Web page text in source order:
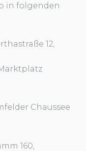
in folgenden
12,
Chaussee
160,